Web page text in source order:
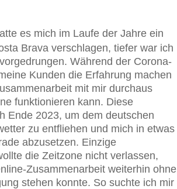
es mich im Laufe der Jahre ein
Brava verschlagen, tiefer war ich
Während der Corona-
Kunden die Erfahrung machen
mit mir durchaus
funktionieren kann. Diese
Ende 2023, um dem deutschen
zu entfliehen und mich in etwas
abzusetzen. Einzige
die Zeitzone nicht verlassen,
Zusammenarbeit weiterhin ohne
stehen konnte. So suchte ich mir